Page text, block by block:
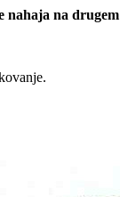
na